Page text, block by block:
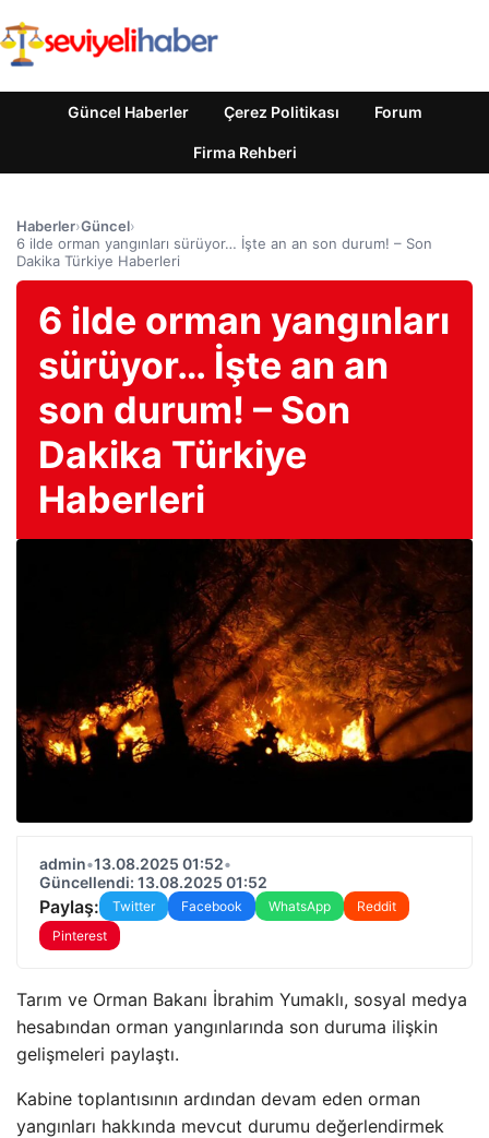
Güncel Haberler Çerez Politikası Forum
Firma Rehberi
Haberler›Güncel›
6 ilde orman yangınları sürüyor… İşte an an son durum! – Son
Dakika Türkiye Haberleri
6 ilde orman yangınları
sürüyor… İşte an an
son durum! – Son
Dakika Türkiye
Haberleri
admin•13.08.2025 01:52•
Güncellendi: 13.08.2025 01:52
Paylaş: Twitter Facebook WhatsApp
Reddit
Pinterest
Tarım ve Orman Bakanı İbrahim Yumaklı, sosyal medya
hesabından orman yangınlarında son duruma ilişkin
gelişmeleri paylaştı.
Kabine toplantısının ardından devam eden orman
yangınları hakkında mevcut durumu değerlendirmek